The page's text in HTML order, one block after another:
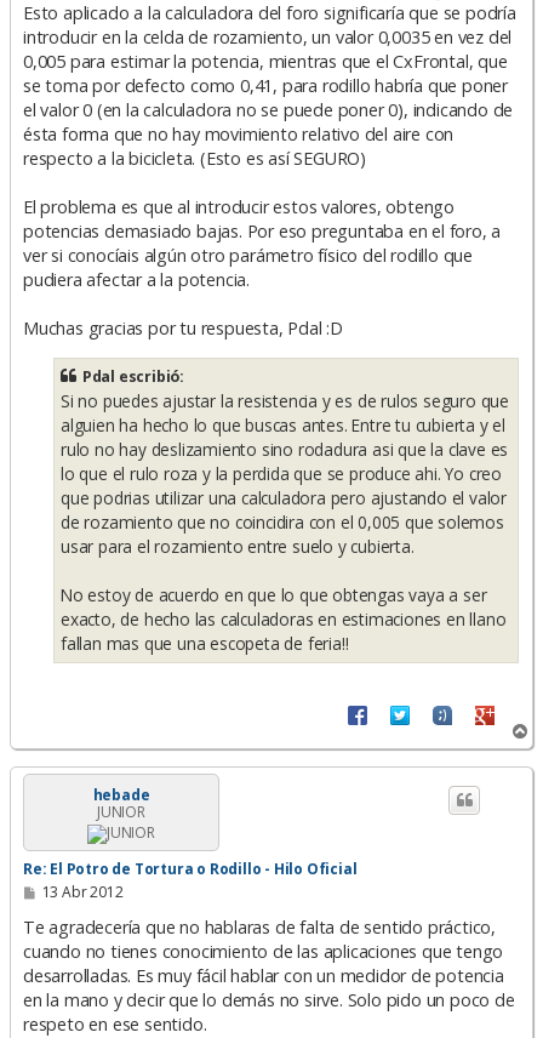
Esto aplicado a la calculadora del foro significaría que se podría
introducir en la celda de rozamiento, un valor 0,0035 en vez del
0,005 para estimar la potencia, mientras que el CxFrontal, que
se toma por defecto como 0,41, para rodillo habría que poner
el valor 0 (en la calculadora no se puede poner 0), indicando de
ésta forma que no hay movimiento relativo del aire con
respecto a la bicicleta. (Esto es así SEGURO)
El problema es que al introducir estos valores, obtengo
potencias demasiado bajas. Por eso preguntaba en el foro, a
ver si conocíais algún otro parámetro físico del rodillo que
pudiera afectar a la potencia.
Muchas gracias por tu respuesta, Pdal :D
Pdal escribió:
Si no puedes ajustar la resistencia y es de rulos seguro que
alguien ha hecho lo que buscas antes. Entre tu cubierta y el
rulo no hay deslizamiento sino rodadura asi que la clave es
lo que el rulo roza y la perdida que se produce ahi. Yo creo
que podrias utilizar una calculadora pero ajustando el valor
de rozamiento que no coincidira con el 0,005 que solemos
usar para el rozamiento entre suelo y cubierta.
No estoy de acuerdo en que lo que obtengas vaya a ser
exacto, de hecho las calculadoras en estimaciones en llano
fallan mas que una escopeta de feria!!
r
r
hebade
JUNIOR
Re: El Potro de Tortura o Rodillo - Hilo Oficial
M
n
a
j
e
13 Abr 2012
Te agradecería que no hablaras de falta de sentido práctico,
cuando no tienes conocimiento de las aplicaciones que tengo
desarrolladas. Es muy fácil hablar con un medidor de potencia
en la mano y decir que lo demás no sirve. Solo pido un poco de
respeto en ese sentido.